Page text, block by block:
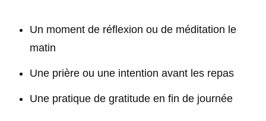
Un moment de réflexion ou de méditation le
matin
Une prière ou une intention avant les repas
Une pratique de gratitude en fin de journée